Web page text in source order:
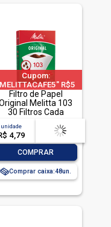
Cupom:
R$5
acima de R$30 em
produtos Melitta
Filtro de Papel
Melitta 103
30 Filtros Cada
unidade
4,79
acima de
-- --,--un.
COMPRAR
Comprar caixa:48